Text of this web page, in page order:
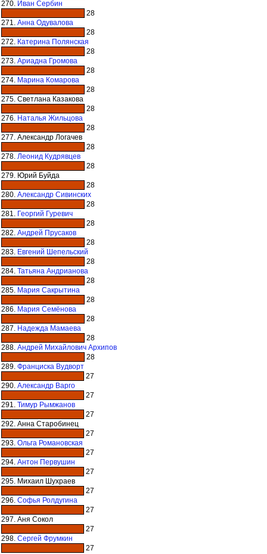
270. Иван Сербин
28
271. Анна Одувалова
28
272. Катерина Полянская
28
273. Ариадна Громова
28
274. Марина Комарова
28
275. Светлана Казакова
28
276. Наталья Жильцова
28
277. Александр Логачев
28
278. Леонид Кудрявцев
28
279. Юрий Буйда
28
280. Александр Сивинских
28
281. Георгий Гуревич
28
282. Андрей Прусаков
28
283. Евгений Шепельский
28
284. Татьяна Андрианова
28
285. Мария Сакрытина
28
286. Мария Семёнова
28
287. Надежда Мамаева
28
288. Андрей Михайлович Архипов
28
289. Франциска Вудворт
27
290. Александр Варго
27
291. Тимур Рымжанов
27
292. Анна Старобинец
27
293. Ольга Романовская
27
294. Антон Первушин
27
295. Михаил Шухраев
27
296. Софья Ролдугина
27
297. Аня Сокол
27
298. Сергей Фрумкин
27